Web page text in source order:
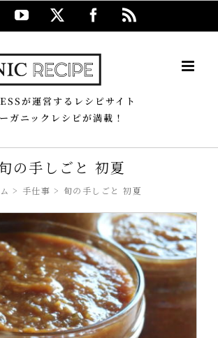
Instagram
YouTube Facebook
が運営するレシピサイト
ガニックレシピが満載！
の手しごと 初夏
手仕事 旬の手しごと 初夏